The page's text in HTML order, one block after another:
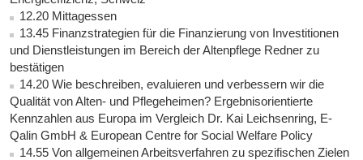
12.20 Mittagessen
13.45 Finanzstrategien für die Finanzierung von Investitionen
und Dienstleistungen im Bereich der Altenpflege Redner zu
bestätigen
14.20 Wie beschreiben, evaluieren und verbessern wir die
Qualität von Alten- und Pflegeheimen? Ergebnisorientierte
Kennzahlen aus Europa im Vergleich Dr. Kai Leichsenring, E-
Qalin GmbH & European Centre for Social Welfare Policy
14.55 Von allgemeinen Arbeitsverfahren zu spezifischen Zielen